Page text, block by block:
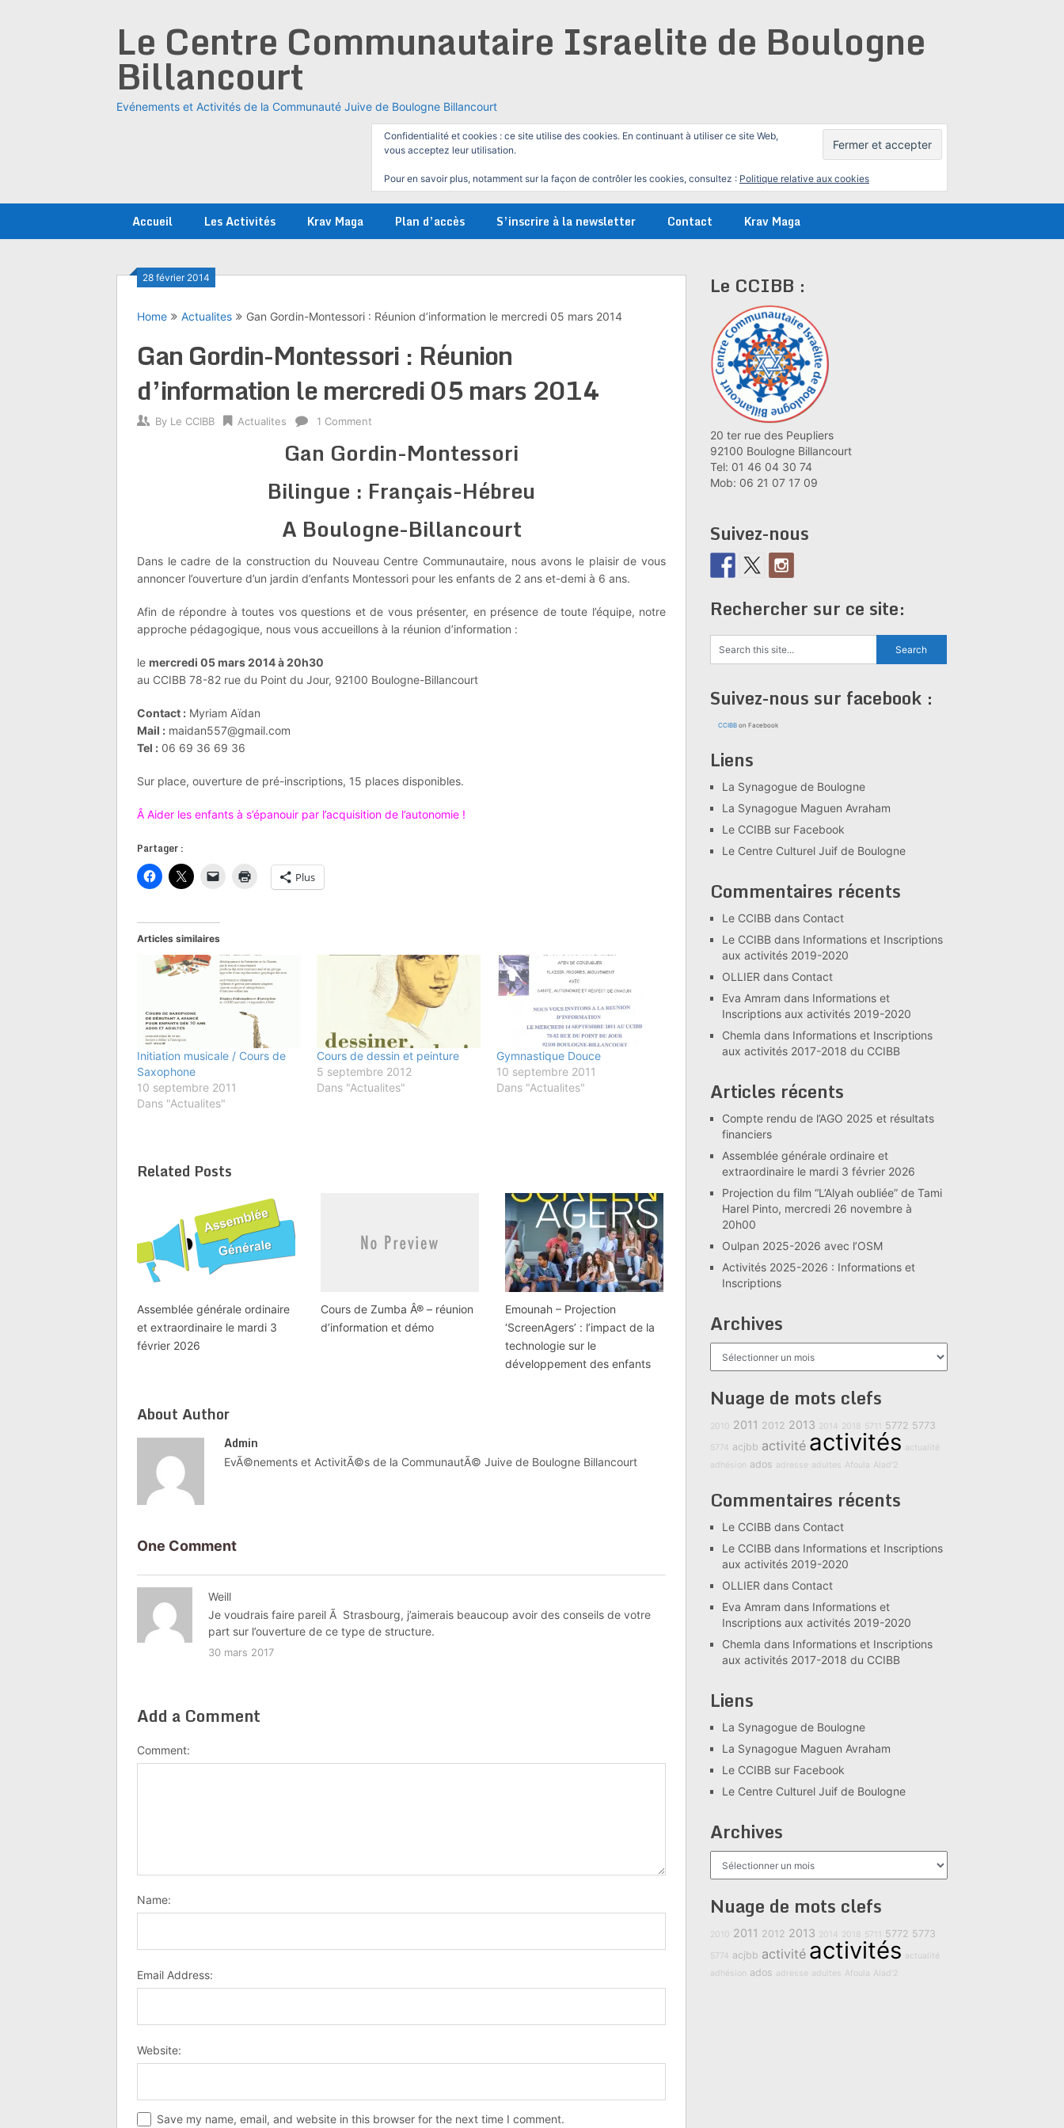
Le Centre Communautaire Israelite de Boulogne
Billancourt
Evénements et Activités de la Communauté Juive de Boulogne Billancourt
Confidentialité et cookies : ce site utilise des cookies. En continuant à utiliser ce site Web,
vous acceptez leur utilisation.
Pour en savoir plus, notamment sur la façon de contrôler les cookies, consultez : Politique relative aux cookies
Accueil Les Activités Krav Maga Plan d’accès S’inscrire à la newsletter Contact Krav Maga
28 février 2014
Home Actualites Gan Gordin-Montessori : Réunion d’information le mercredi 05 mars 2014
Gan Gordin-Montessori : Réunion
d’information le mercredi 05 mars 2014
By Le CCIBB Actualites 1 Comment
Gan Gordin-Montessori
Bilingue : Français-Hébreu
A Boulogne-Billancourt
Dans le cadre de la construction du Nouveau Centre Communautaire, nous avons le plaisir de vous
annoncer l’ouverture d’un jardin d’enfants Montessori pour les enfants de 2 ans et-demi à 6 ans.
Afin de répondre à toutes vos questions et de vous présenter, en présence de toute l’équipe, notre
approche pédagogique, nous vous accueillons à la réunion d’information :
le mercredi 05 mars 2014 à 20h30
au CCIBB 78-82 rue du Point du Jour, 92100 Boulogne-Billancourt
Contact : Myriam Aïdan
Mail : maidan557@gmail.com
Tel : 06 69 36 69 36
Sur place, ouverture de pré-inscriptions, 15 places disponibles.
Â Aider les enfants à s’épanouir par l’acquisition de l’autonomie !
Partager :
Plus
Articles similaires
Initiation musicale / Cours de
Saxophone
10 septembre 2011
Dans "Actualites"
Cours de dessin et peinture
5 septembre 2012
Dans "Actualites"
Gymnastique Douce
10 septembre 2011
Dans "Actualites"
Related Posts
Assemblée générale ordinaire
et extraordinaire le mardi 3
février 2026
Cours de Zumba Â® – réunion
d’information et démo
Emounah – Projection
‘ScreenAgers’ : l’impact de la
technologie sur le
développement des enfants
About Author
Admin
EvÃ©nements et ActivitÃ©s de la CommunautÃ© Juive de Boulogne Billancourt
One Comment
Weill
Je voudrais faire pareil Ã Strasbourg, j’aimerais beaucoup avoir des conseils de votre
part sur l’ouverture de ce type de structure.
30 mars 2017
Add a Comment
Comment:
Name:
Email Address:
Website:
Save my name, email, and website in this browser for the next time I comment.
Le CCIBB :
20 ter rue des Peupliers
92100 Boulogne Billancourt
Tel: 01 46 04 30 74
Mob: 06 21 07 17 09
Suivez-nous
Rechercher sur ce site:
Suivez-nous sur facebook :
CCIBB on Facebook
Liens
La Synagogue de Boulogne
La Synagogue Maguen Avraham
Le CCIBB sur Facebook
Le Centre Culturel Juif de Boulogne
Commentaires récents
Le CCIBB dans Contact
Le CCIBB dans Informations et Inscriptions
aux activités 2019-2020
OLLIER dans Contact
Eva Amram dans Informations et
Inscriptions aux activités 2019-2020
Chemla dans Informations et Inscriptions
aux activités 2017-2018 du CCIBB
Articles récents
Compte rendu de l’AGO 2025 et résultats
financiers
Assemblée générale ordinaire et
extraordinaire le mardi 3 février 2026
Projection du film “L’Alyah oubliée” de Tami
Harel Pinto, mercredi 26 novembre à
20h00
Oulpan 2025-2026 avec l’OSM
Activités 2025-2026 : Informations et
Inscriptions
Archives
Nuage de mots clefs
2010 2011 2012 2013 2014 2018 5711 5772 5773
5774 acjbb activité activités actualité
adhésion ados adresse adultes Afoula Alad'2
Commentaires récents
Le CCIBB dans Contact
Le CCIBB dans Informations et Inscriptions
aux activités 2019-2020
OLLIER dans Contact
Eva Amram dans Informations et
Inscriptions aux activités 2019-2020
Chemla dans Informations et Inscriptions
aux activités 2017-2018 du CCIBB
Liens
La Synagogue de Boulogne
La Synagogue Maguen Avraham
Le CCIBB sur Facebook
Le Centre Culturel Juif de Boulogne
Archives
Nuage de mots clefs
2010 2011 2012 2013 2014 2018 5711 5772 5773
5774 acjbb activité activités actualité
adhésion ados adresse adultes Afoula Alad'2